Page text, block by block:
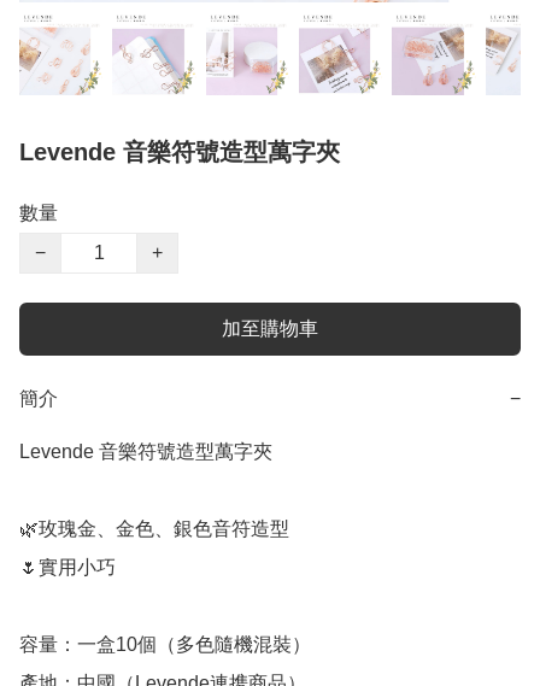
Levende 音樂符號造型萬字夾
數量
−
+
加至購物車
簡介 −
Levende 音樂符號造型萬字夾
🌿玫瑰金、金色、銀色音符造型
🌷實用小巧
容量：一盒10個（多色隨機混裝）